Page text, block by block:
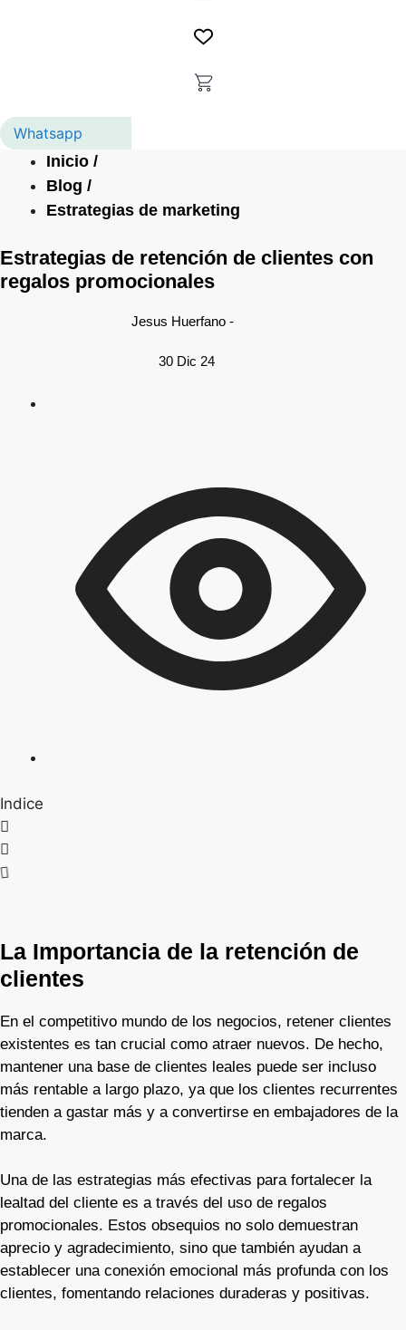
Whatsapp
Inicio /
Blog /
Estrategias de marketing
Estrategias de retención de clientes con
regalos promocionales
Jesus Huerfano -
30 Dic 24
Indice
La Importancia de la retención de
clientes
En el competitivo mundo de los negocios, retener clientes
existentes es tan crucial como atraer nuevos. De hecho,
mantener una base de clientes leales puede ser incluso
más rentable a largo plazo, ya que los clientes recurrentes
tienden a gastar más y a convertirse en embajadores de la
marca.
Una de las estrategias más efectivas para fortalecer la
lealtad del cliente es a través del uso de regalos
promocionales. Estos obsequios no solo demuestran
aprecio y agradecimiento, sino que también ayudan a
establecer una conexión emocional más profunda con los
clientes, fomentando relaciones duraderas y positivas.